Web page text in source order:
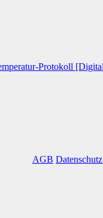
AGB Datenschutz